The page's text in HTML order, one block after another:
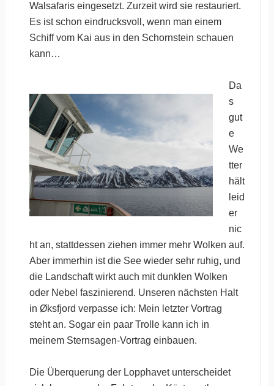
Walsafaris eingesetzt. Zurzeit wird sie restauriert.
Es ist schon eindrucksvoll, wenn man einem
Schiff vom Kai aus in den Schornstein schauen
kann…
Da
s
gut
e
We
tter
hält
leid
er
nic
ht an, stattdessen ziehen immer mehr Wolken auf.
Aber immerhin ist die See wieder sehr ruhig, und
die Landschaft wirkt auch mit dunklen Wolken
oder Nebel faszinierend. Unseren nächsten Halt
in Øksfjord verpasse ich: Mein letzter Vortrag
steht an. Sogar ein paar Trolle kann ich in
meinem Sternsagen-Vortrag einbauen.
Die Überquerung der Lopphavet unterscheidet